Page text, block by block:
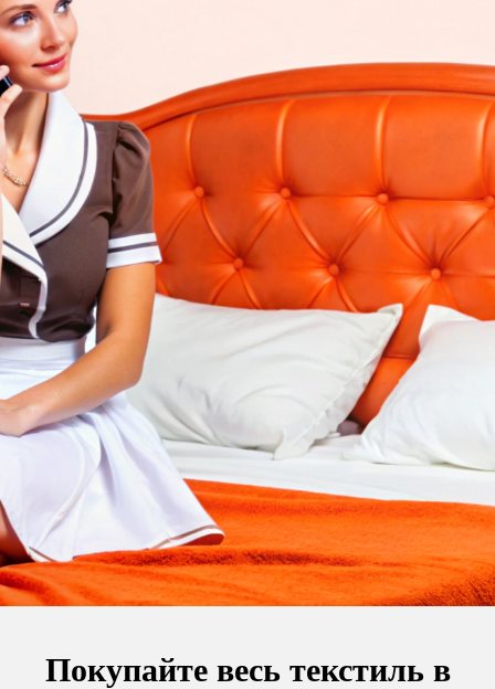
Покупайте весь текстиль в